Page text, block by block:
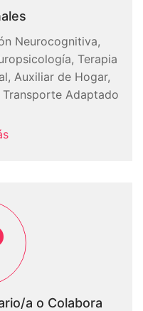
Neurocognitiva,
Terapia
Auxiliar de Hogar,
Adaptado
a o Colabora